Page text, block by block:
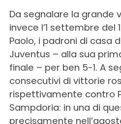
Da segnalare la grande
invece l’1 settembre del
Paolo, i padroni di casa
Juventus – alla sua
finale – per ben 5-1. A
consecutivi di vittorie
rispettivamente contro
Sampdoria: in una di
precisamente